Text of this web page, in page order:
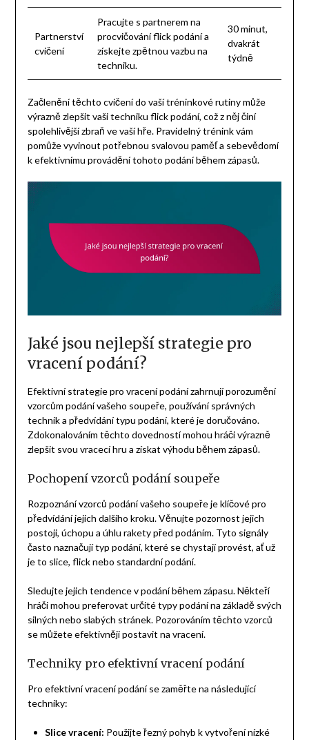
Partnerství
cvičení
Pracujte s partnerem na
procvičování flick podání a
získejte zpětnou vazbu na
techniku.
30 minut,
dvakrát
týdně
Začlenění těchto cvičení do vaší tréninkové rutiny může
výrazně zlepšit vaši techniku flick podání, což z něj činí
spolehlivější zbraň ve vaší hře. Pravidelný trénink vám
pomůže vyvinout potřebnou svalovou paměť a sebevědomí
k efektivnímu provádění tohoto podání během zápasů.
Jaké jsou nejlepší strategie pro
vracení podání?
Efektivní strategie pro vracení podání zahrnují porozumění
vzorcům podání vašeho soupeře, používání správných
technik a předvídání typu podání, které je doručováno.
Zdokonalováním těchto dovedností mohou hráči výrazně
zlepšit svou vracecí hru a získat výhodu během zápasů.
Pochopení vzorců podání soupeře
Rozpoznání vzorců podání vašeho soupeře je klíčové pro
předvídání jejich dalšího kroku. Věnujte pozornost jejich
postoji, úchopu a úhlu rakety před podáním. Tyto signály
často naznačují typ podání, které se chystají provést, ať už
je to slice, flick nebo standardní podání.
Sledujte jejich tendence v podání během zápasu. Někteří
hráči mohou preferovat určité typy podání na základě svých
silných nebo slabých stránek. Pozorováním těchto vzorců
se můžete efektivněji postavit na vracení.
Techniky pro efektivní vracení podání
Pro efektivní vracení podání se zaměřte na následující
techniky:
Slice vracení: Použijte řezný pohyb k vytvoření nízké